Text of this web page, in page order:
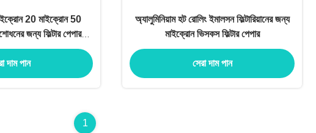
20 মাইক্রোন 50
জন্য ফিল্টার পেপার
দাম পান
অ্যালুমিনিয়াম হট রোলিং ইমালসন ফিল্টারিয়ানের জন্য
মাইক্রোন ভিসকস ফিল্টার পেপার
সেরা দাম পান
1